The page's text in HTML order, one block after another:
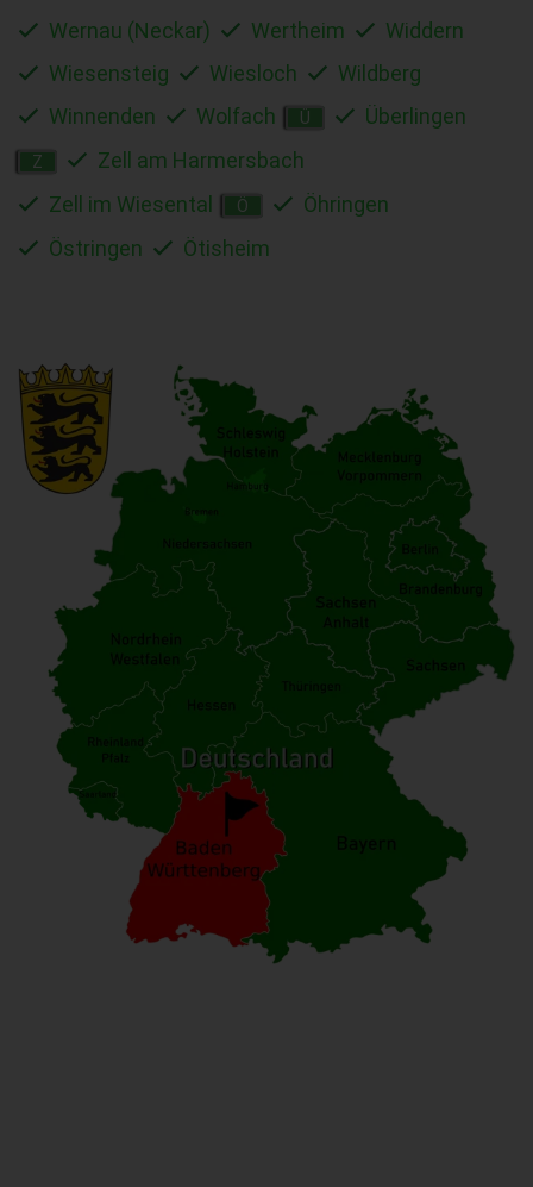
Wernau (Neckar)
Wertheim
Widdern
Wiesensteig
Wiesloch
Wildberg
Winnenden
Wolfach Ü Überlingen
Z
Zell am Harmersbach
Zell im Wiesental
Ö
Öhringen
Östringen
Ötisheim